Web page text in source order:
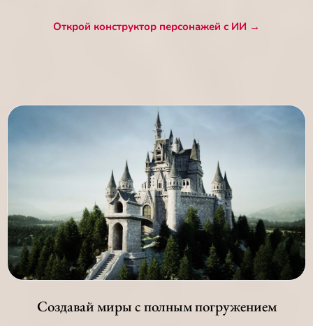
Открой конструктор персонажей с ИИ →
Создавай миры с полным погружением